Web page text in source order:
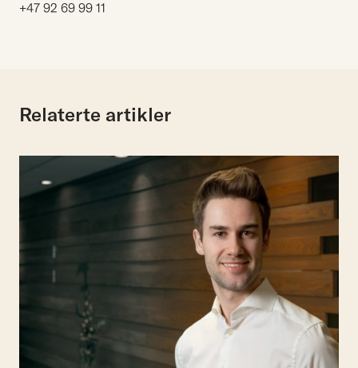
+47 92 69 99 11
Relaterte artikler